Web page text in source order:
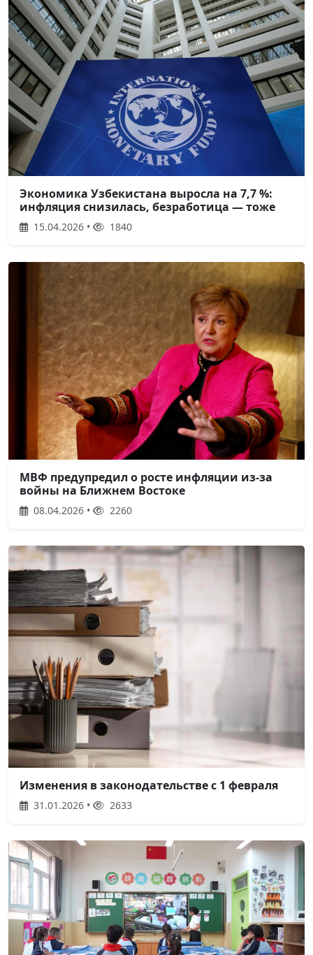
Экономика Узбекистана выросла на 7,7 %:
инфляция снизилась, безработица — тоже
15.04.2026 • 1840
МВФ предупредил о росте инфляции из-за
войны на Ближнем Востоке
08.04.2026 • 2260
Изменения в законодательстве с 1 февраля
31.01.2026 • 2633